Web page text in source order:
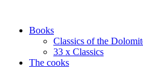
Books
Classics of the
33 x Classics
The cooks